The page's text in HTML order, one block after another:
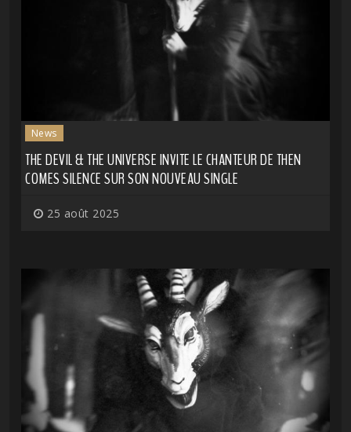
News
THE DEVIL & THE UNIVERSE INVITE LE CHANTEUR DE THEN
COMES SILENCE SUR SON NOUVEAU SINGLE
25 août 2025